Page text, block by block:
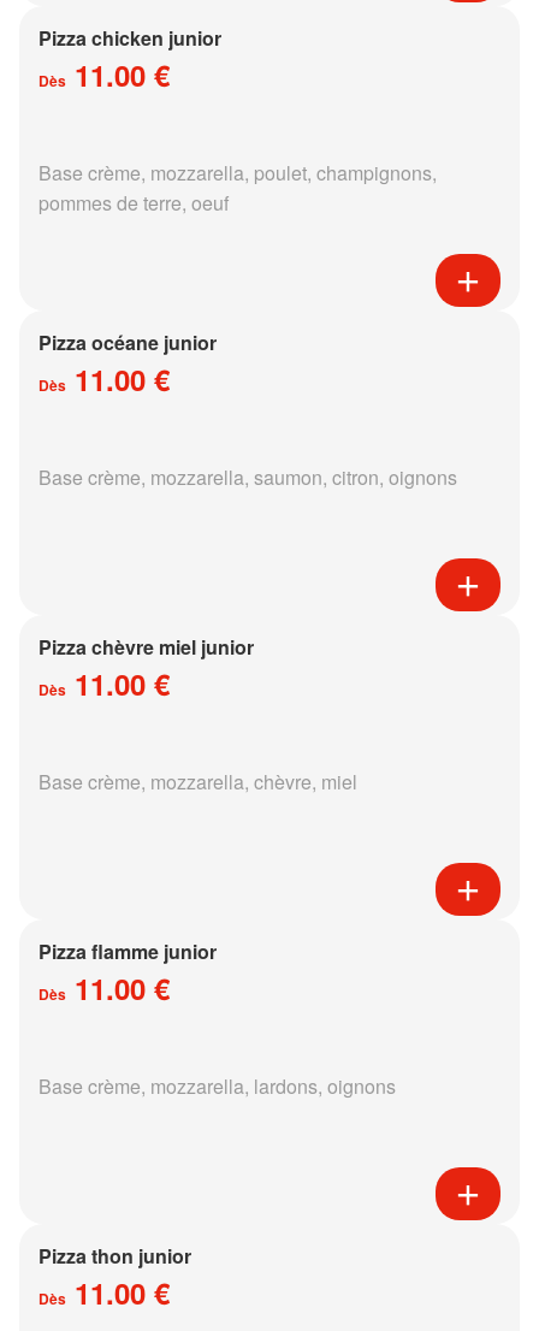
Pizza chicken junior
Dès 11.00 €
Base crème, mozzarella, poulet, champignons,
pommes de terre, oeuf
Pizza océane junior
Dès 11.00 €
Base crème, mozzarella, saumon, citron, oignons
Pizza chèvre miel junior
Dès 11.00 €
Base crème, mozzarella, chèvre, miel
Pizza flamme junior
Dès 11.00 €
Base crème, mozzarella, lardons, oignons
Pizza thon junior
Dès 11.00 €